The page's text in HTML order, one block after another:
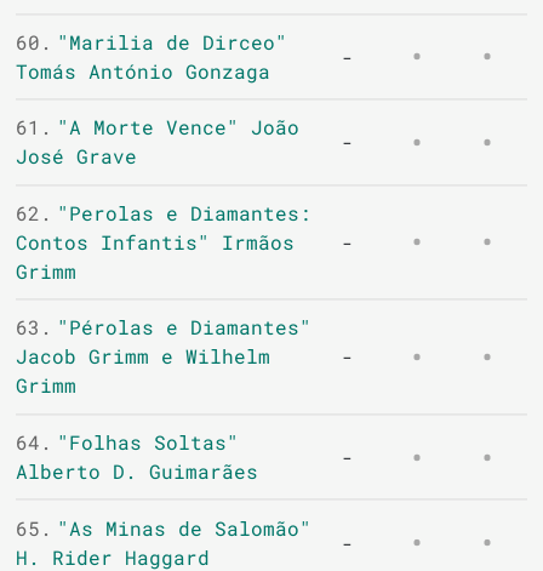
60. "Marilia de Dirceo"
Tomás António Gonzaga
-
61. "A Morte Vence" João
José Grave
-
62. "Perolas e Diamantes:
Contos Infantis" Irmãos
Grimm
-
63. "Pérolas e Diamantes"
Jacob Grimm e Wilhelm
Grimm
-
64. "Folhas Soltas"
Alberto D. Guimarães
-
65. "As Minas de Salomão"
H. Rider Haggard
-